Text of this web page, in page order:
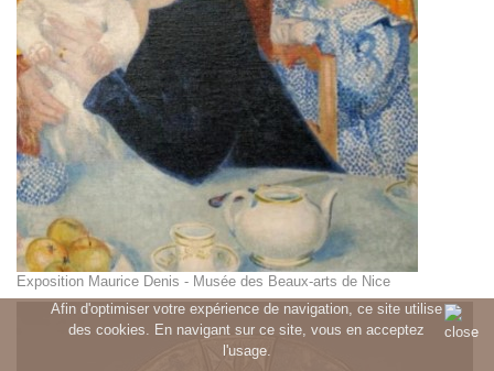
Afin d'optimiser votre expérience de navigation, ce site utilise
des cookies. En navigant sur ce site, vous en acceptez
l'usage.
Exposition Maurice Denis - Musée des Beaux-arts de Nice